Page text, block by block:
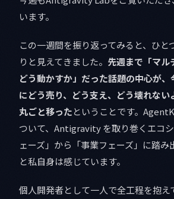
います。
この一週間を振り返ってみると、ひと
りと見えてきました。 先週まで「マル
どう動かすか」だった話題の中心が
にどう売り、どう支え、どう壊れない
丸ごと移ったということです。
ついて、Antigravity を取り巻くエコ
ェーズ」から「事業フェーズ」に踏み
と私自身は感じています。
個人開発者として一人で全工程を抱え